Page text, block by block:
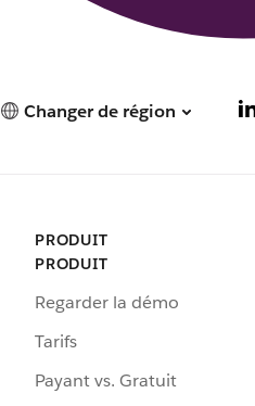
Changer de région
PRODUIT
PRODUIT
Regarder la démo
Tarifs
Payant vs. Gratuit